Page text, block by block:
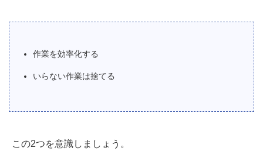
作業を効率化する
いらない作業は捨てる
この2つを意識しましょう。